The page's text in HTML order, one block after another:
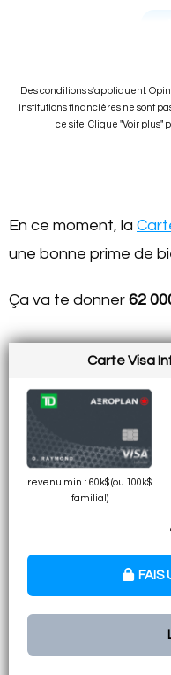
Des conditions s'appliquent.
institutions financières ne sont
ce site. Clique "Voir plus"
En ce moment, la
une bonne prime de
Ça va te donner 62
Carte Visa
revenu min.: 60k$ (ou 100k$
familial)
FAIS